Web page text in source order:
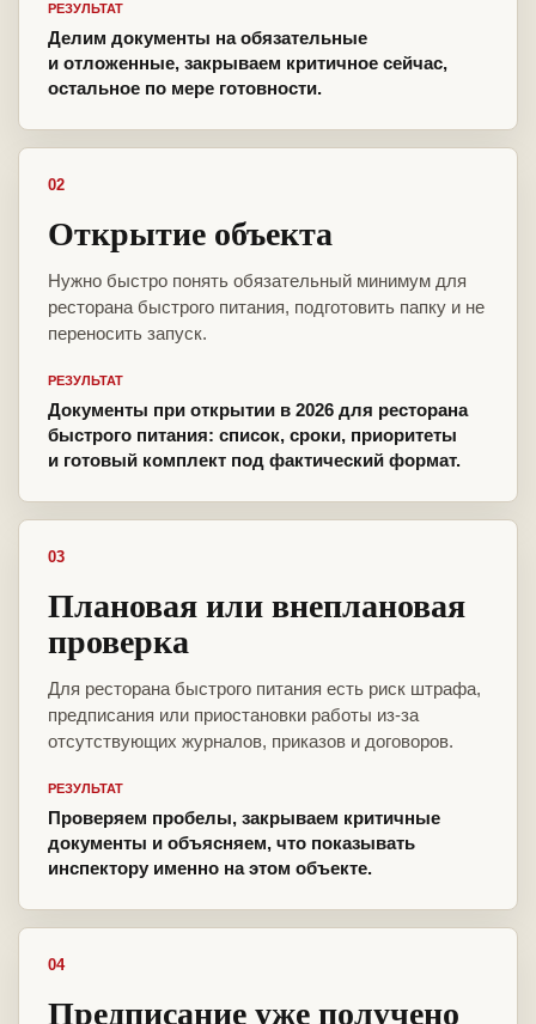
РЕЗУЛЬТАТ
Делим документы на обязательные
и отложенные, закрываем критичное сейчас,
остальное по мере готовности.
02
Открытие объекта
Нужно быстро понять обязательный минимум для
ресторана быстрого питания, подготовить папку и не
переносить запуск.
РЕЗУЛЬТАТ
Документы при открытии в 2026 для ресторана
быстрого питания: список, сроки, приоритеты
и готовый комплект под фактический формат.
03
Плановая или внеплановая
проверка
Для ресторана быстрого питания есть риск штрафа,
предписания или приостановки работы из-за
отсутствующих журналов, приказов и договоров.
РЕЗУЛЬТАТ
Проверяем пробелы, закрываем критичные
документы и объясняем, что показывать
инспектору именно на этом объекте.
04
Предписание уже получено